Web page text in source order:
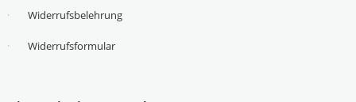
Widerrufsbelehrung
Widerrufsformular